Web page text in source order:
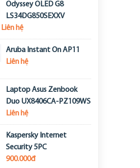
Odyssey OLED G8
LS34DG850SEXXV
Liên hệ
Aruba Instant On AP11
Liên hệ
Laptop Asus Zenbook
Duo UX8406CA-PZ109WS
Liên hệ
Kaspersky Internet
Security 5PC
900.000đ